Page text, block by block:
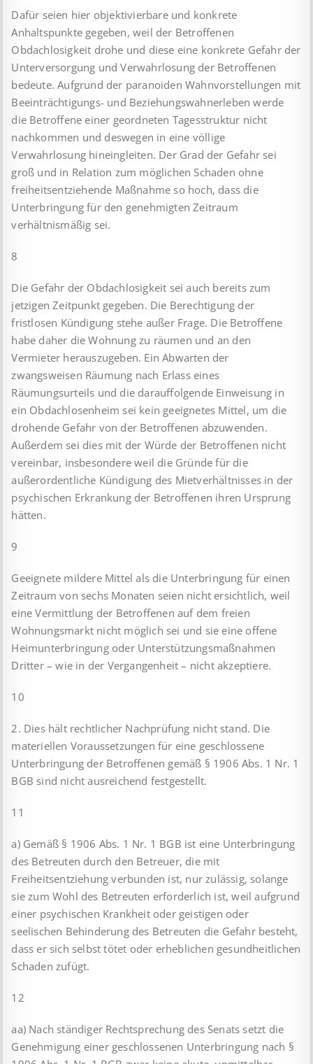
Dafür seien hier objektivierbare und konkrete
Anhaltspunkte gegeben, weil der Betroffenen
Obdachlosigkeit drohe und diese eine konkrete Gefahr der
Unterversorgung und Verwahrlosung der Betroffenen
bedeute. Aufgrund der paranoiden Wahnvorstellungen mit
Beeinträchtigungs- und Beziehungswahnerleben werde
die Betroffene einer geordneten Tagesstruktur nicht
nachkommen und deswegen in eine völlige
Verwahrlosung hineingleiten. Der Grad der Gefahr sei
groß und in Relation zum möglichen Schaden ohne
freiheitsentziehende Maßnahme so hoch, dass die
Unterbringung für den genehmigten Zeitraum
verhältnismäßig sei.
8
Die Gefahr der Obdachlosigkeit sei auch bereits zum
jetzigen Zeitpunkt gegeben. Die Berechtigung der
fristlosen Kündigung stehe außer Frage. Die Betroffene
habe daher die Wohnung zu räumen und an den
Vermieter herauszugeben. Ein Abwarten der
zwangsweisen Räumung nach Erlass eines
Räumungsurteils und die darauffolgende Einweisung in
ein Obdachlosenheim sei kein geeignetes Mittel, um die
drohende Gefahr von der Betroffenen abzuwenden.
Außerdem sei dies mit der Würde der Betroffenen nicht
vereinbar, insbesondere weil die Gründe für die
außerordentliche Kündigung des Mietverhältnisses in der
psychischen Erkrankung der Betroffenen ihren Ursprung
hätten.
9
Geeignete mildere Mittel als die Unterbringung für einen
Zeitraum von sechs Monaten seien nicht ersichtlich, weil
eine Vermittlung der Betroffenen auf dem freien
Wohnungsmarkt nicht möglich sei und sie eine offene
Heimunterbringung oder Unterstützungsmaßnahmen
Dritter – wie in der Vergangenheit – nicht akzeptiere.
10
2. Dies hält rechtlicher Nachprüfung nicht stand. Die
materiellen Voraussetzungen für eine geschlossene
Unterbringung der Betroffenen gemäß § 1906 Abs. 1 Nr. 1
BGB sind nicht ausreichend festgestellt.
11
a) Gemäß § 1906 Abs. 1 Nr. 1 BGB ist eine Unterbringung
des Betreuten durch den Betreuer, die mit
Freiheitsentziehung verbunden ist, nur zulässig, solange
sie zum Wohl des Betreuten erforderlich ist, weil aufgrund
einer psychischen Krankheit oder geistigen oder
seelischen Behinderung des Betreuten die Gefahr besteht,
dass er sich selbst tötet oder erheblichen gesundheitlichen
Schaden zufügt.
12
aa) Nach ständiger Rechtsprechung des Senats setzt die
Genehmigung einer geschlossenen Unterbringung nach §